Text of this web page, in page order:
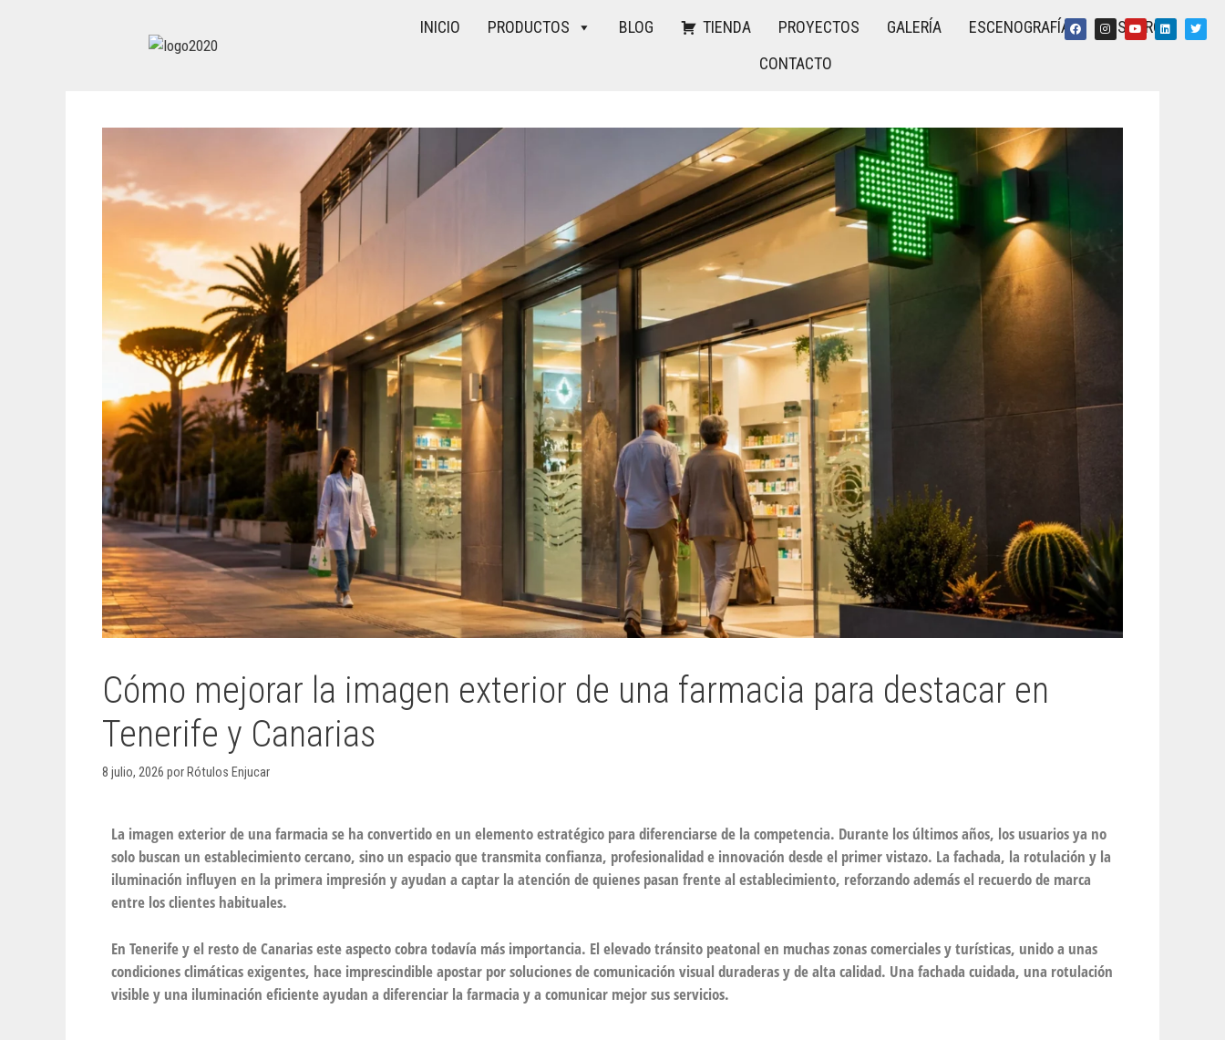
INICIO PRODUCTOS BLOG TIENDA PROYECTOS GALERÍA ESCENOGRAFÍA
NOSOTROS
CONTACTO
Cómo mejorar la imagen exterior de una farmacia para destacar en
Tenerife y Canarias
8 julio, 2026 por Rótulos Enjucar
La imagen exterior de una farmacia se ha convertido en un elemento estratégico para diferenciarse de la competencia. Durante los últimos años, los usuarios ya no
solo buscan un establecimiento cercano, sino un espacio que transmita confianza, profesionalidad e innovación desde el primer vistazo. La fachada, la rotulación y la
iluminación influyen en la primera impresión y ayudan a captar la atención de quienes pasan frente al establecimiento, reforzando además el recuerdo de marca
entre los clientes habituales.
En Tenerife y el resto de Canarias este aspecto cobra todavía más importancia. El elevado tránsito peatonal en muchas zonas comerciales y turísticas, unido a unas
condiciones climáticas exigentes, hace imprescindible apostar por soluciones de comunicación visual duraderas y de alta calidad. Una fachada cuidada, una rotulación
visible y una iluminación eficiente ayudan a diferenciar la farmacia y a comunicar mejor sus servicios.